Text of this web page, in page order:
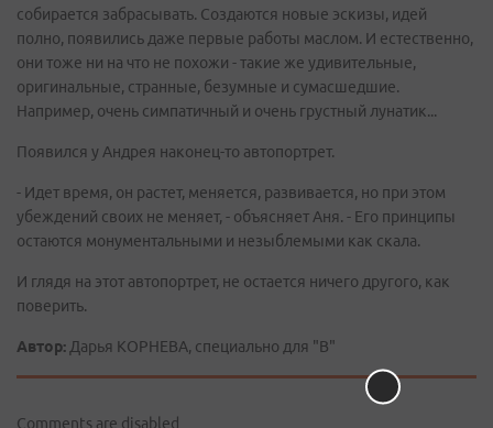
собирается забрасывать. Создаются новые эскизы, идей
полно, появились даже первые работы маслом. И естественно,
они тоже ни на что не похожи - такие же удивительные,
оригинальные, странные, безумные и сумасшедшие.
Например, очень симпатичный и очень грустный лунатик...
Появился у Андрея наконец-то автопортрет.
- Идет время, он растет, меняется, развивается, но при этом
убеждений своих не меняет, - объясняет Аня. - Его принципы
остаются монументальными и незыблемыми как скала.
И глядя на этот автопортрет, не остается ничего другого, как
поверить.
Автор: Дарья КОРНЕВА, специально для "В"
Comments are disabled